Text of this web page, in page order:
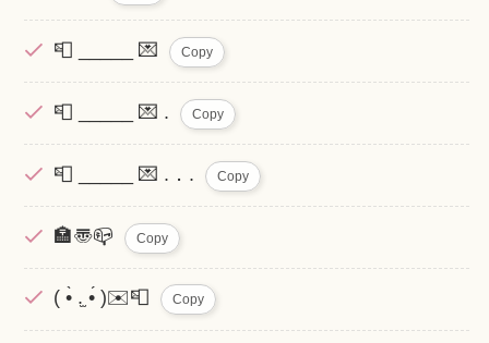
📮 _____ 💌 Copy
📮 _____ 💌 . Copy
📮 _____ 💌 .．. Copy
🏣〠📪 Copy
( •̀ .̫ •́ )✉️📮 Copy